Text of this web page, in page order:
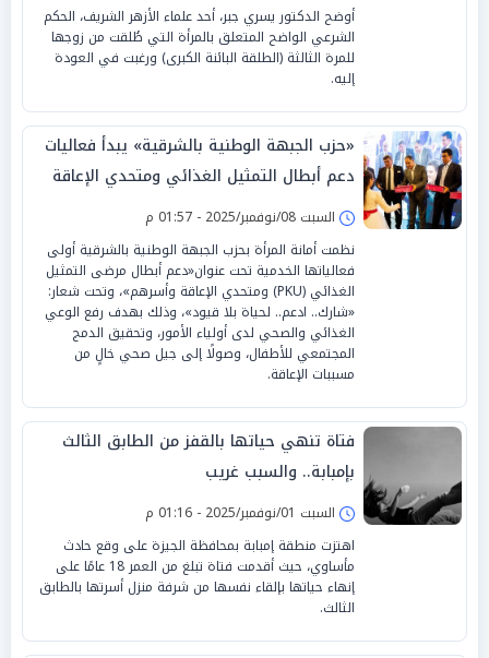
أوضح الدكتور يسري جبر، أحد علماء الأزهر الشريف، الحكم
الشرعي الواضح المتعلق بالمرأة التي طُلقت من زوجها
للمرة الثالثة (الطلقة البائنة الكبرى) ورغبت في العودة
إليه.
«حزب الجبهة الوطنية بالشرقية» يبدأ فعاليات
دعم أبطال التمثيل الغذائي ومتحدي الإعاقة
السبت 08/نوفمبر/2025 - 01:57 م
نظمت أمانة المرأة بحزب الجبهة الوطنية بالشرقية أولى
فعالياتها الخدمية تحت عنوان«دعم أبطال مرضى التمثيل
الغذائي (PKU) ومتحدي الإعاقة وأسرهم»، وتحت شعار:
«شارك.. ادعم.. لحياة بلا قيود»، وذلك بهدف رفع الوعي
الغذائي والصحي لدى أولياء الأمور، وتحقيق الدمج
المجتمعي للأطفال، وصولًا إلى جيل صحي خالٍ من
مسببات الإعاقة.
فتاة تنهي حياتها بالقفز من الطابق الثالث
بإمبابة.. والسبب غريب
السبت 01/نوفمبر/2025 - 01:16 م
اهتزت منطقة إمبابة بمحافظة الجيزة على وقع حادث
مأساوي، حيث أقدمت فتاة تبلغ من العمر 18 عامًا على
إنهاء حياتها بإلقاء نفسها من شرفة منزل أسرتها بالطابق
الثالث.